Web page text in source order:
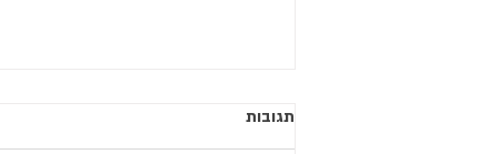
תגובות